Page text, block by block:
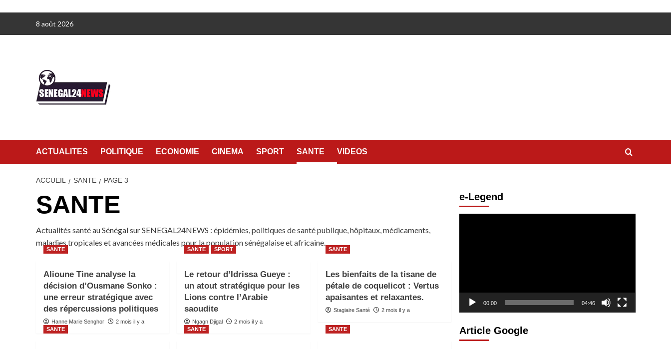
8 août 2026
ACTUALITES POLITIQUE ECONOMIE CINEMA SPORT SANTE VIDEOS
ACCUEIL SANTE PAGE 3
SANTE
Actualités santé au Sénégal sur SENEGAL24NEWS : épidémies, politiques de santé publique, hôpitaux, médicaments,
maladies tropicales et avancées médicales pour la population sénégalaise et africaine.
SANTE
Alioune Tine analyse la
décision d’Ousmane Sonko :
une erreur stratégique avec
des répercussions politiques
Hanne Marie Senghor 2 mois il y a
SANTE SPORT
Le retour d’Idrissa Gueye :
un atout stratégique pour les
Lions contre l’Arabie
saoudite
Ngagn Djigal 2 mois il y a
SANTE
Les bienfaits de la tisane de
pétale de coquelicot : Vertus
apaisantes et relaxantes.
Stagiaire Santé 2 mois il y a
SANTE SANTE SANTE
e-Legend
00:00 04:46
Article Google